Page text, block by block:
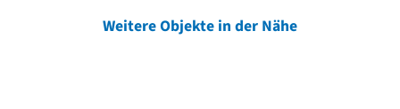
Weitere Objekte in der Nähe